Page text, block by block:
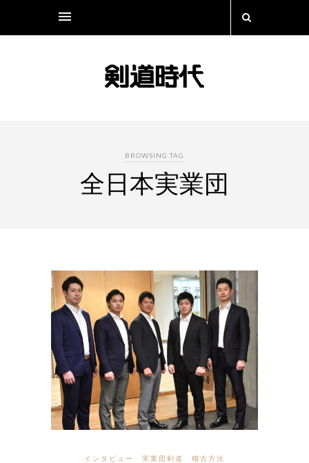
BROWSING TAG
全日本実業団
インタビュー 実業団剣道 稽古方法